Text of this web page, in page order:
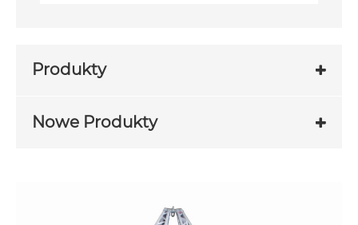
Produkty
Nowe Produkty